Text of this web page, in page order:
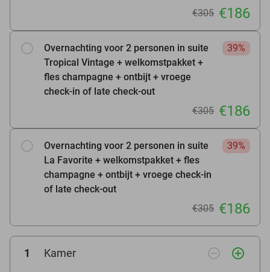
€305 €186
Overnachting voor 2 personen in suite
Tropical Vintage + welkomstpakket +
fles champagne + ontbijt + vroege
check-in of late check-out
39%
€305 €186
Overnachting voor 2 personen in suite
La Favorite + welkomstpakket + fles
champagne + ontbijt + vroege check-in
of late check-out
39%
€305 €186
1 Kamer remove_circle_outline add_circle_outline